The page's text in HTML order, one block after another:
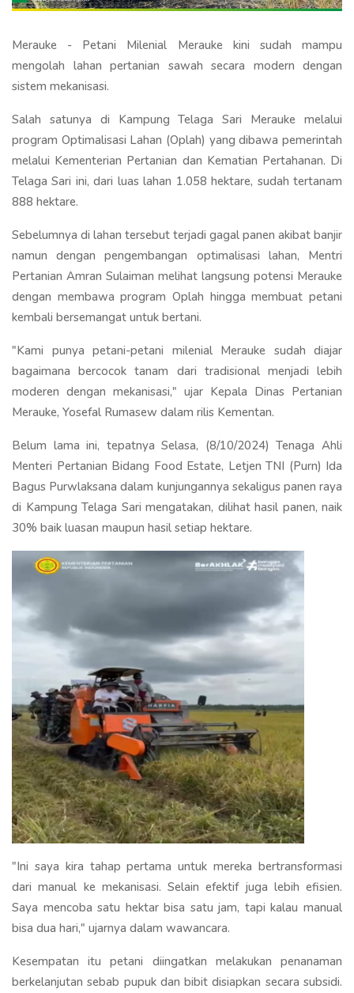
Merauke - Petani Milenial Merauke kini sudah mampu
mengolah lahan pertanian sawah secara modern dengan
sistem mekanisasi.
Salah satunya di Kampung Telaga Sari Merauke melalui
program Optimalisasi Lahan (Oplah) yang dibawa pemerintah
melalui Kementerian Pertanian dan Kematian Pertahanan. Di
Telaga Sari ini, dari luas lahan 1.058 hektare, sudah tertanam
888 hektare.
Sebelumnya di lahan tersebut terjadi gagal panen akibat banjir
namun dengan pengembangan optimalisasi lahan, Mentri
Pertanian Amran Sulaiman melihat langsung potensi Merauke
dengan membawa program Oplah hingga membuat petani
kembali bersemangat untuk bertani.
"Kami punya petani-petani milenial Merauke sudah diajar
bagaimana bercocok tanam dari tradisional menjadi lebih
moderen dengan mekanisasi," ujar Kepala Dinas Pertanian
Merauke, Yosefal Rumasew dalam rilis Kementan.
Belum lama ini, tepatnya Selasa, (8/10/2024) Tenaga Ahli
Menteri Pertanian Bidang Food Estate, Letjen TNI (Purn) Ida
Bagus Purwlaksana dalam kunjungannya sekaligus panen raya
di Kampung Telaga Sari mengatakan, dilihat hasil panen, naik
30% baik luasan maupun hasil setiap hektare.
"Ini saya kira tahap pertama untuk mereka bertransformasi
dari manual ke mekanisasi. Selain efektif juga lebih efisien.
Saya mencoba satu hektar bisa satu jam, tapi kalau manual
bisa dua hari," ujarnya dalam wawancara.
Kesempatan itu petani diingatkan melakukan penanaman
berkelanjutan sebab pupuk dan bibit disiapkan secara subsidi.